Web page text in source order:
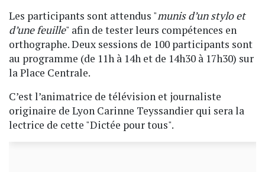
Les participants sont attendus "munis d’un stylo et
d’une feuille" afin de tester leurs compétences en
orthographe. Deux sessions de 100 participants sont
au programme (de 11h à 14h et de 14h30 à 17h30) sur
la Place Centrale.
C’est l’animatrice de télévision et journaliste
originaire de Lyon Carinne Teyssandier qui sera la
lectrice de cette "Dictée pour tous".